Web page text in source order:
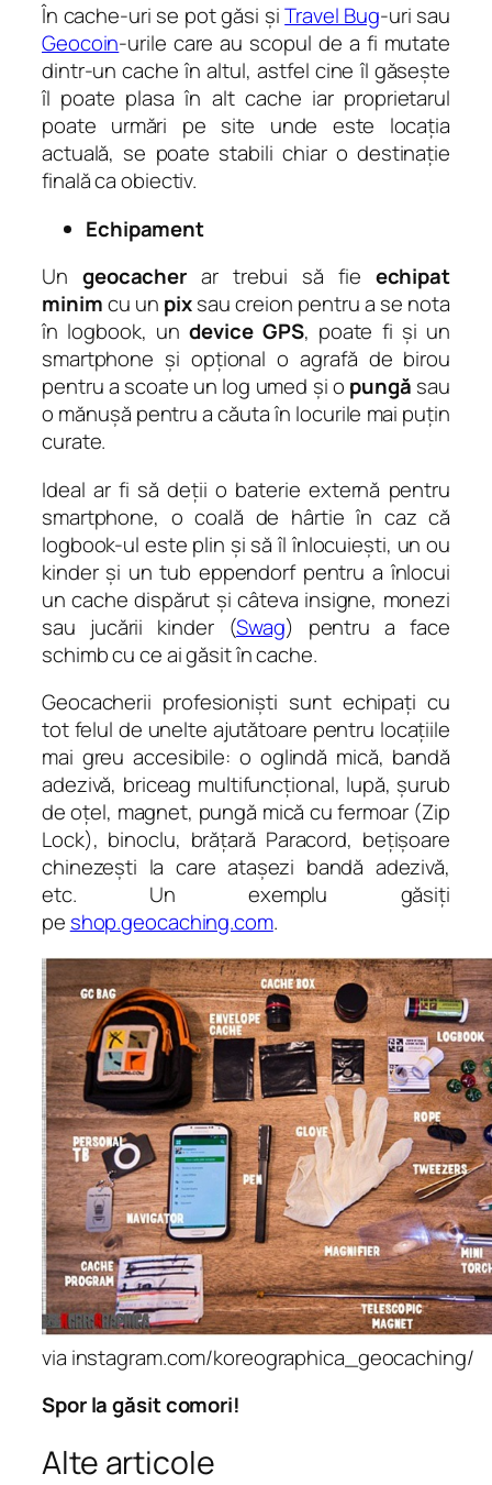
În cache-uri se pot găsi șiTravel Bug-uri sau
Geocoin-urile care au scopul de a fi mutate
dintr-un cache în altul, astfel cine îl găsește
îl poate plasa în alt cache iar proprietarul
poate urmări pe site unde este locația
actuală, se poate stabili chiar o destinație
finală ca obiectiv.
Echipament
Un geocacher ar trebui să fie echipat
minimcu un pixsau creion pentru a se nota
în logbook, undevice GPS, poate fi și un
smartphone și opțional o agrafă de birou
pentru a scoate un log umed și o pungă sau
o mănușă pentru a căuta în locurile mai puțin
curate.
Ideal ar fi să deții o baterie externă pentru
smartphone, o coală de hârtie în caz că
logbook-ul este plin și să îl înlocuiești, un ou
kinder și un tub eppendorf pentru a înlocui
un cache dispărut și câteva insigne, monezi
sau jucării kinder (Swag) pentru a face
schimb cu ce ai găsit în cache.
Geocacherii profesioniști sunt echipați cu
tot felul de unelte ajutătoare pentru locațiile
mai greu accesibile: o oglindă mică, bandă
adezivă, briceag multifuncțional, lupă, șurub
de oțel, magnet, pungă mică cu fermoar (Zip
Lock), binoclu, brățară Paracord, bețișoare
chinezești la care atașezi bandă adezivă,
etc. Un exemplu găsiți
pe shop.geocaching.com.
via instagram.com/koreographica_geocaching/
Spor la găsit comori!
Alte articole